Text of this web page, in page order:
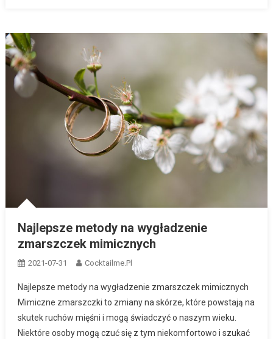
Najlepsze metody na wygładzenie
zmarszczek mimicznych
2021-07-31 Cocktailme.pl
Najlepsze metody na wygładzenie zmarszczek mimicznych
Mimiczne zmarszczki to zmiany na skórze, które powstają na
skutek ruchów mięśni i mogą świadczyć o naszym wieku.
Niektóre osoby mogą czuć się z tym niekomfortowo i szukać